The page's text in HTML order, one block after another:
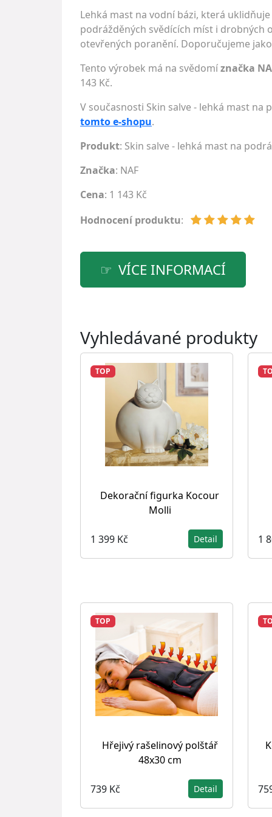
Lehká mast na vodní bázi, která
podrážděných svědících míst i drobných
otevřených poranění. Doporučujeme
Tento výrobek má na svědomíznačka
143 Kč.
V současnosti Skin salve - lehká mast
tomto e-shopu.
Produkt: Skin salve - lehká mast na
Značka: NAF
Cena: 1 143 Kč
Hodnocení produktu:
VÍCE INFORMACÍ
Vyhledávané produkty
TOP
Dekorační figurka Kocour
Molli
1 399 Kč Detail 1
TOP
Hřejivý rašelinový polštář
48x30 cm
739 Kč Detail